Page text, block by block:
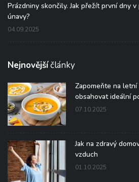
Prázdniny skončily. Jak přežít první dny
únavy?
04.09.2025
Nejnovějšíčlánky
Zapomeňte na
obsahovat ideální
07.10.2025
Jak na zdravý
vzduch
01.10.2025